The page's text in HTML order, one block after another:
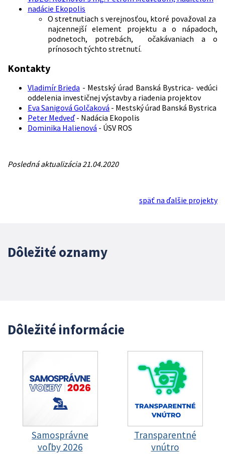
nadácie Ekopolis
O stretnutiach s verejnosťou, ktoré považoval za
najcennejší element projektu a o nápadoch,
podnetoch, potrebách, očakávaniach a o
prínosoch týchto stretnutí.
Kontakty
Vladimír Brieda - Mestský úrad Banská Bystrica- vedúci
oddelenia investičnej výstavby a riadenia projektov
Eva Sanigová Golčaková - Mestský úrad Banská Bystrica
Peter Medveď - Nadácia Ekopolis
Dominika Halienová - ÚSV ROS
Posledná aktualizácia 21.04.2020
späť na ďalšie projekty
Dôležité oznamy
Dôležité informácie
Samosprávne
voľby 2026
Transparentné
vnútro